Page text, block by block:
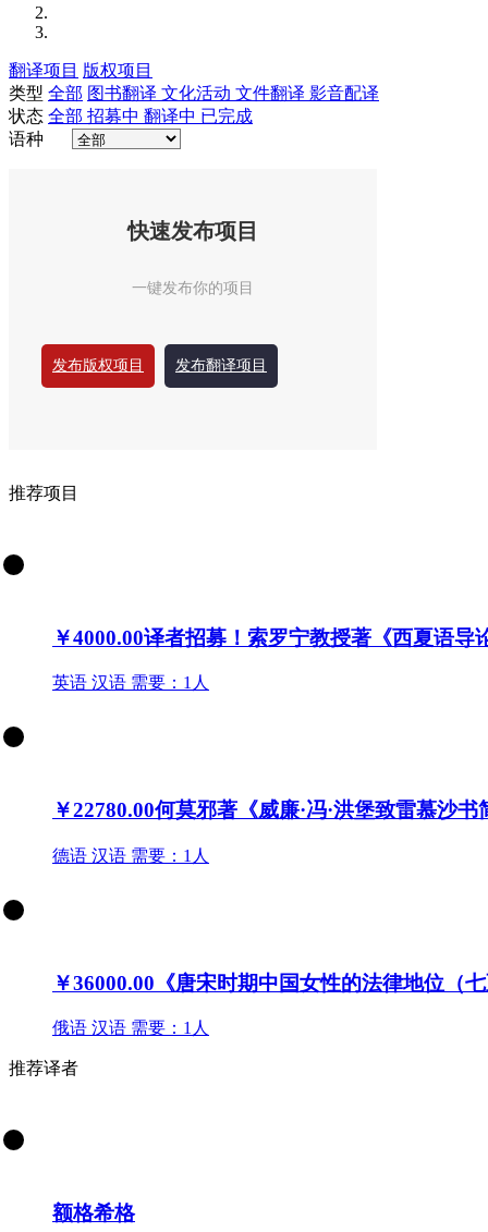
翻译项目 版权项目
类型 全部 图书翻译 文化活动 文件翻译 影音配译
状态 全部 招募中 翻译中 已完成
语种
快速发布项目
一键发布你的项目
发布版权项目 发布翻译项目
推荐项目
￥4000.00译者招募！索罗宁教授著《西夏语导
英语 汉语 需要：1人
￥22780.00何莫邪著《威廉·冯·洪堡致雷慕沙
德语 汉语 需要：1人
￥36000.00 《唐宋时期中国女性的法律地位（
俄语 汉语 需要：1人
推荐译者
额格希格